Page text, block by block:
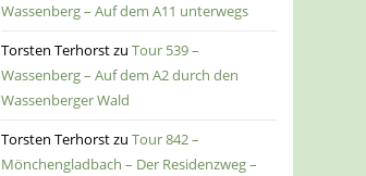
Wassenberg – Auf dem A11 unterwegs
Torsten TerhorstzuTour 539 –
Wassenberg – Auf dem A2 durch den
Wassenberger Wald
Torsten TerhorstzuTour 842 –
Mönchengladbach – Der Residenzweg –